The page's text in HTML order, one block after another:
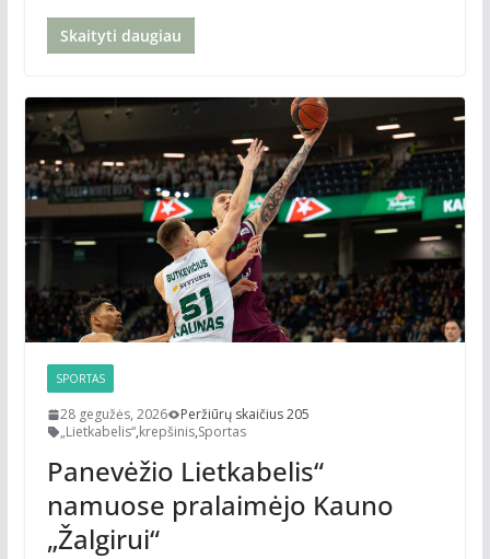
Skaityti daugiau
SPORTAS
28 gegužės, 2026
Peržiūrų skaičius 205
„Lietkabelis“,krepšinis,Sportas
Panevėžio Lietkabelis“
namuose pralaimėjo Kauno
„Žalgirui“